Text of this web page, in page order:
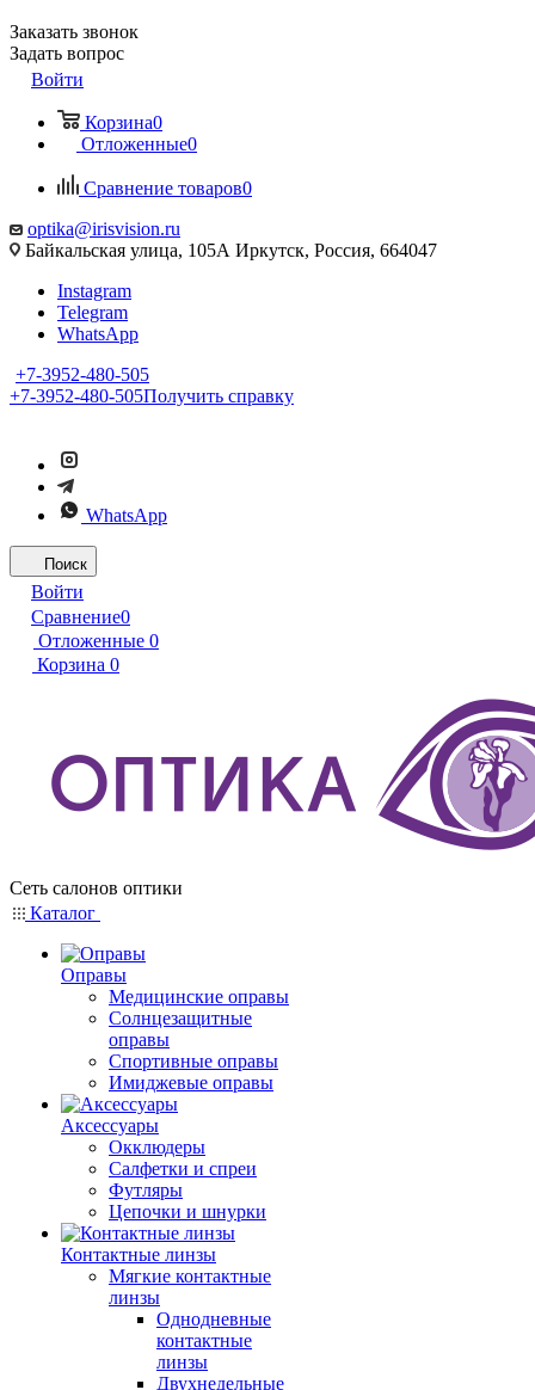
Заказать звонок
Задать вопрос
Войти
Корзина0
Отложенные0
Сравнение товаров0
optika@irisvision.ru
Байкальская улица, 105А Иркутск, Россия, 664047
Instagram
Telegram
WhatsApp
+7-3952-480-505
+7-3952-480-505Получить справку
WhatsApp
Поиск
Войти
Сравнение0
Отложенные 0
Корзина 0
Сеть салонов оптики
Каталог
Оправы
Медицинские оправы
Солнцезащитные
оправы
Спортивные оправы
Имиджевые оправы
Аксессуары
Окклюдеры
Салфетки и спреи
Футляры
Цепочки и шнурки
Контактные линзы
Мягкие контактные
линзы
Однодневные
контактные
линзы
Двухнедельные